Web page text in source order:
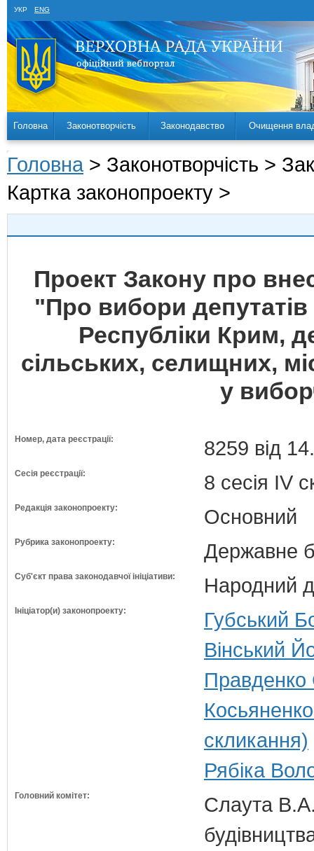
УКР ENG
Головна Законотворчість Законодавство Очищення
Головна > Законотворчість >
Картка законопроекту >
Проект Закону про
"Про вибори
Республіки Крим,
сільських, селищних,
у
Номер, дата реєстрації: 8259 від
Сесія реєстрації: 8 сесія IV
Редакція законопроекту: Основний
Рубрика законопроекту: Державне
Суб'єкт права законодавчої ініціативи: Народний
Ініціатор(и) законопроекту:
Губський
Вінський
Правденко
скликання)
Рябіка
Головний комітет:
Слаута